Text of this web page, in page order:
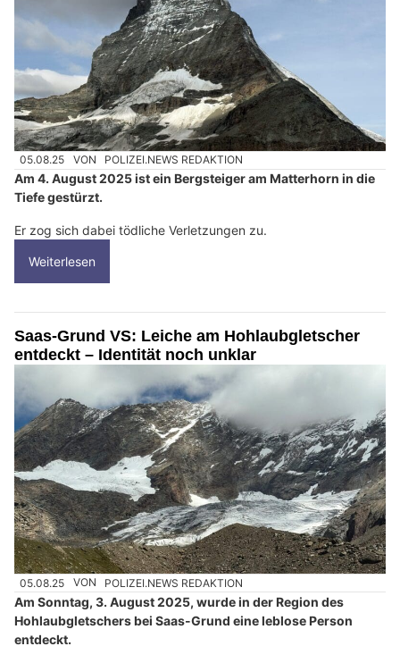
05.08.25 VON POLIZEI.NEWS REDAKTION
Am 4. August 2025 ist ein Bergsteiger am Matterhorn in die
Tiefe gestürzt.
Er zog sich dabei tödliche Verletzungen zu.
Weiterlesen
Saas-Grund VS: Leiche am Hohlaubgletscher
entdeckt – Identität noch unklar
05.08.25 VON POLIZEI.NEWS REDAKTION
Am Sonntag, 3. August 2025, wurde in der Region des
Hohlaubgletschers bei Saas-Grund eine leblose Person
entdeckt.